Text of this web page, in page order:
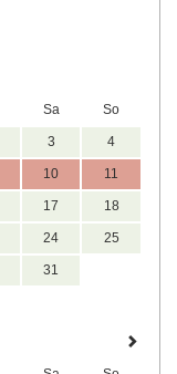
Sa So
3 4
10 11
17 18
24 25
31